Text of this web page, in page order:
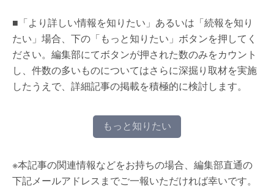
■「より詳しい情報を知りたい」あるいは「続報を知り
たい」場合、下の「もっと知りたい」ボタンを押してく
ださい。編集部にてボタンが押された数のみをカウント
し、件数の多いものについてはさらに深掘り取材を実施
したうえで、詳細記事の掲載を積極的に検討します。
もっと知りたい
※本記事の関連情報などをお持ちの場合、編集部直通の
下記メールアドレスまでご一報いただければ幸いです。